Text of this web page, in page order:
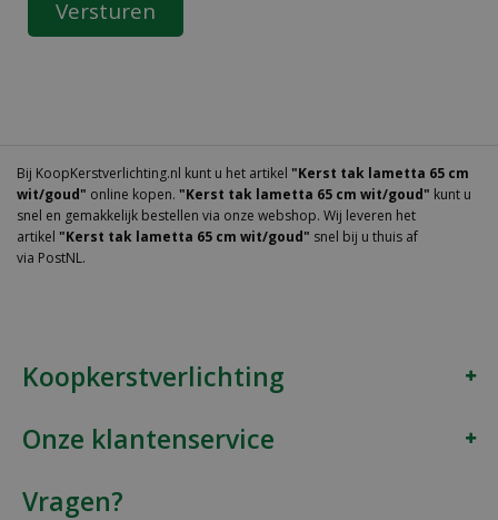
Bij KoopKerstverlichting.nl kunt u het artikel "Kerst tak lametta 65 cm
wit/goud" online kopen. "Kerst tak lametta 65 cm wit/goud" kunt u
snel en gemakkelijk bestellen via onze webshop. Wij leveren het
artikel "Kerst tak lametta 65 cm wit/goud" snel bij u thuis af
via PostNL.
Koopkerstverlichting
Onze klantenservice
Vragen?